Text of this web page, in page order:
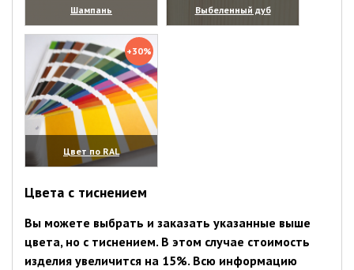
Шампань
(увеличить)
Выбеленный дуб
(увеличить)
+30%
Цвет по RAL
(увеличить)
Цвета с тиснением
Вы можете выбрать и заказать указанные выше
цвета, но с тиснением. В этом случае стоимость
изделия увеличится на 15%. Всю информацию